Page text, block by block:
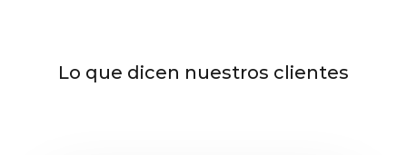
Lo que dicen nuestros clientes